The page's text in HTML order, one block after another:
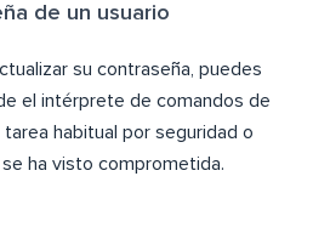
de un usuario
su contraseña, puedes
el intérprete de comandos de
habitual por seguridad o
ha visto comprometida.